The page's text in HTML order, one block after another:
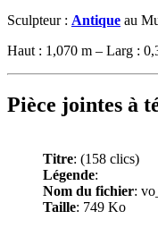
Sculpteur : Antique au
Haut : 1,070 m – Larg :
Pièce jointes à
Titre: (158 clics)
Légende:
Nom du fichier:
Taille: 749 Ko